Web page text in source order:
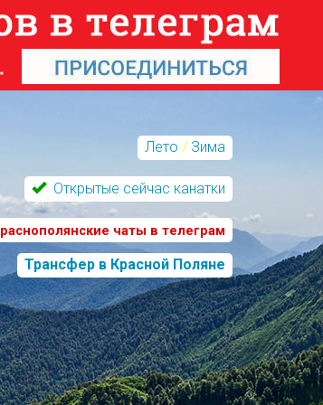
Лето / Зима
Открытые сейчас канатки
чаты в телеграм
Трансфер в Красной Поляне